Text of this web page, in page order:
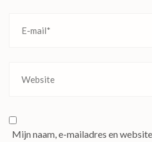
Mijn naam, e-mailadres en